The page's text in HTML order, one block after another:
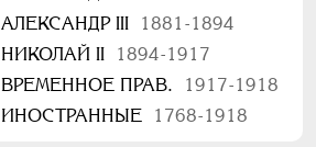
АЛЕКСАНДР III
1881-1894
НИКОЛАЙ II
1894-1917
ВРЕМЕННОЕ ПРАВ.
1917-1918
ИНОСТРАННЫЕ
1768-1918